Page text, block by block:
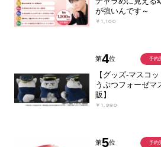
が強いんです～
￥1,100
第4位
【グッズ-マスコ
うぶつフォーゼマ
販】
￥1,980
予約
第5位 予約